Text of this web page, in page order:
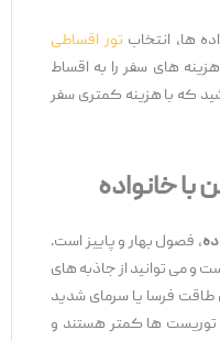
ها، انتخابتور اقساطی
های سفر را به اقساط
که با هزینه کمتری سفر
خانواده
، فصول بهار و پاییز است.
و می ‌توانید از جاذبه‌ های
‌فرسا یا سرمای شدید
‌ها کمتر هستند و